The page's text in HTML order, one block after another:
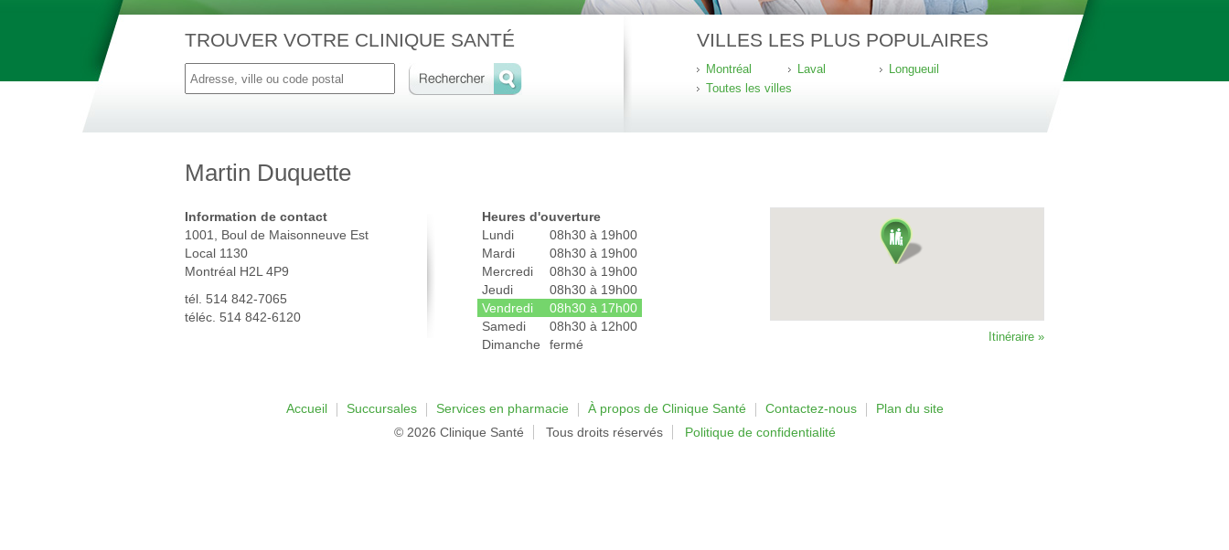
TROUVER VOTRE CLINIQUE SANTÉ VILLES LES PLUS POPULAIRES
Montréal Laval
Longueuil
Toutes les villes
Martin Duquette
Information de contact
1001, Boul de Maisonneuve Est
Local 1130
Montréal H2L 4P9
tél. 514 842-7065
téléc. 514 842-6120
Heures d'ouverture
Lundi
08h30 à 19h00
Mardi
08h30 à 19h00
Mercredi
08h30 à 19h00
Jeudi
08h30 à 19h00
Vendredi
08h30 à 17h00
Samedi
08h30 à 12h00
Dimanche
fermé
Itinéraire »
Accueil Succursales Services en pharmacie À propos de Clinique Santé Contactez-nous
Plan du site
© 2026 Clinique Santé
Tous droits réservés Politique de confidentialité